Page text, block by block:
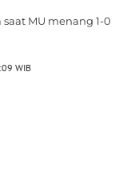
MU menang 1-0
WIB